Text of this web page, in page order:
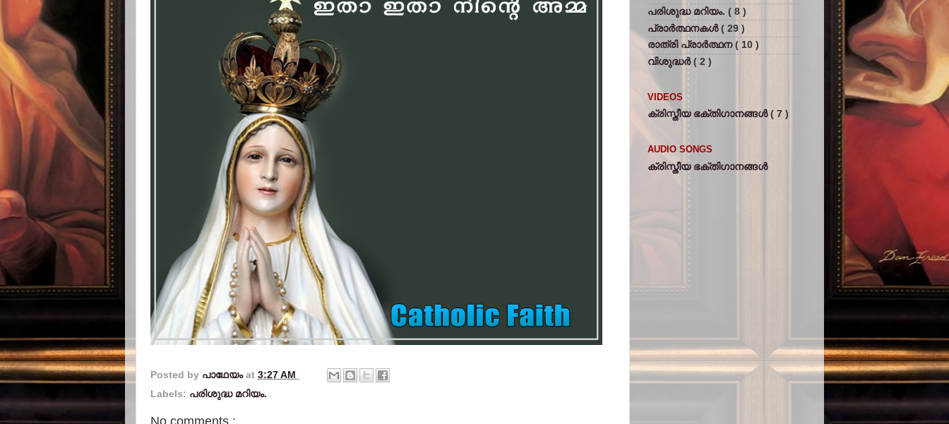
Posted by പാഥേയം at 3:27 AM
Labels: പരിശുദ്ധ മറിയം.
പരിശുദ്ധ മറിയം. ( 8 )
പ്രാര്‍ത്ഥനകള്‍ ( 29 )
രാത്രി പ്രാര്‍ത്ഥന ( 10 )
വിശുദ്ധര്‍ ( 2 )
VIDEOS
ക്രിസ്തീയ ഭക്തിഗാനങ്ങള്‍ ( 7 )
AUDIO SONGS
ക്രിസ്തീയ ഭക്തിഗാനങ്ങള്‍